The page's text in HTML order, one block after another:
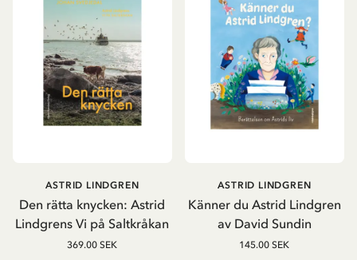
Den rätta knycken: Astrid
Lindgrens Vi på Saltkråkan
ASTRID LINDGREN
369.00 SEK
Känner du Astrid Lindgren
av David Sundin
ASTRID LINDGREN
145.00 SEK